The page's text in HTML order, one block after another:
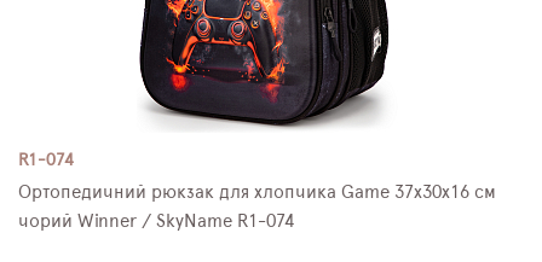
R1-074
Ортопедичний рюкзак для хлопчика Game 37х30х16 см
чорий Winner / SkyName R1-074